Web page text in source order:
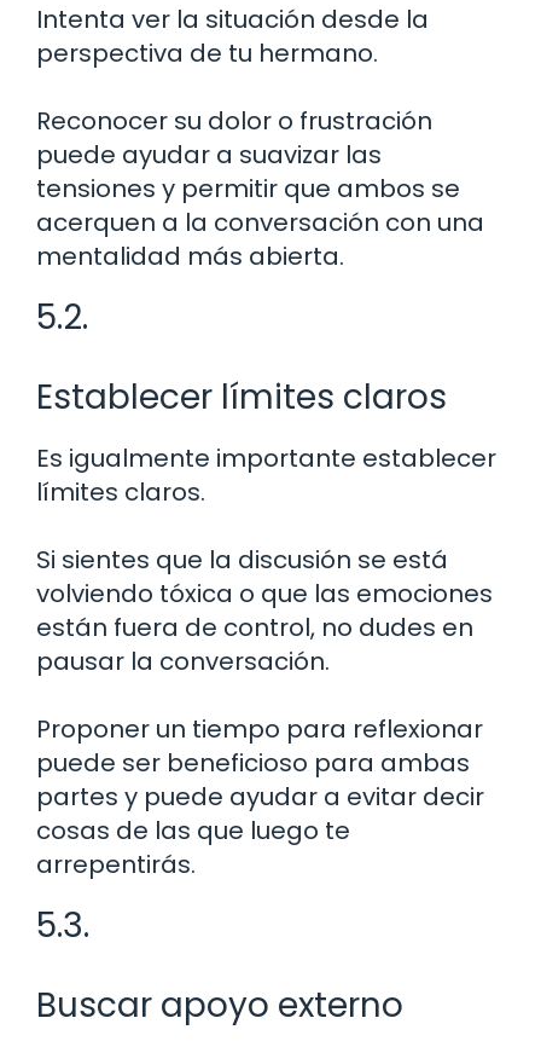
Intenta ver la situación desde la
perspectiva de tu hermano.
Reconocer su dolor o frustración
puede ayudar a suavizar las
tensiones y permitir que ambos se
acerquen a la conversación con una
mentalidad más abierta.
5.2.
Establecer límites claros
Es igualmente importante establecer
límites claros.
Si sientes que la discusión se está
volviendo tóxica o que las emociones
están fuera de control, no dudes en
pausar la conversación.
Proponer un tiempo para reflexionar
puede ser beneficioso para ambas
partes y puede ayudar a evitar decir
cosas de las que luego te
arrepentirás.
5.3.
Buscar apoyo externo